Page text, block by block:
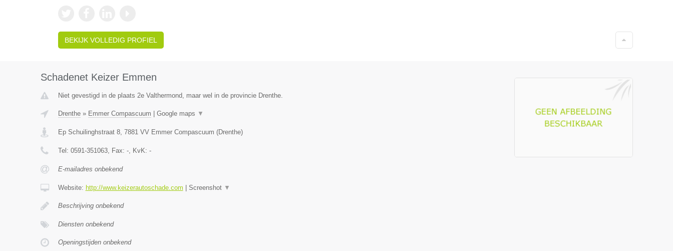
BEKIJK VOLLEDIG PROFIEL
Schadenet Keizer Emmen
Niet gevestigd in de plaats 2e Valthermond, maar wel in de provincie Drenthe.
Drenthe» Emmer Compascuum Google maps ▼
Ep Schuilinghstraat 8, 7881 VV Emmer Compascuum (Drenthe)
Tel: 0591-351063, Fax: -, KvK: -
E-mailadres onbekend
Website: http://www.keizerautoschade.com Screenshot ▼
Beschrijving onbekend
Diensten onbekend
Openingstijden onbekend